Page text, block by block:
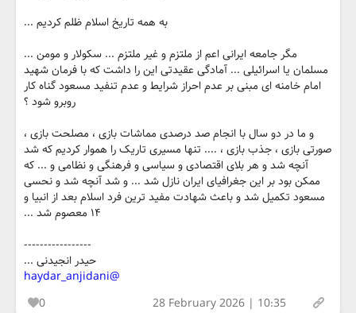
به همه تاریخ اسلام ظلم کردیم ...
مگر جامعه ایرانی اعم از ملتزم و غیر ملتزم ... سکولار و مومن ...
مسلمان یا اسرائیلی ... آمادگی عقیدتی این را داشت که با فرمان شهید
امام خامنه ای مبنی بر عدم احراز شرایط و عدم تنفید مسعود گناه کار
روبرو شود ؟
و ما در دو سال با انجام صد درصدی مماشات بازی ، مصلحت بازی ،
صورتی بازی ، جذب بازی ، .... تنها مسیری تاریک را هموار کردیم که شد
آنچه شد و هر بلای اقتصادی و سیاسی و فرهنگی و نظامی و ... که
ممکن بود بر این جغرافیای ایران نازل شد ... و شد آنچه شد و نحسی
مسعود تکمیل شد و باعث شهادت مفید ترین فرد اسلام بعد از انبیا و
۱۴ معصوم شد ...
-----------------
حیدر انجیدنی ...
@haydar_anjidani
0
28 February 2026 | 10:35